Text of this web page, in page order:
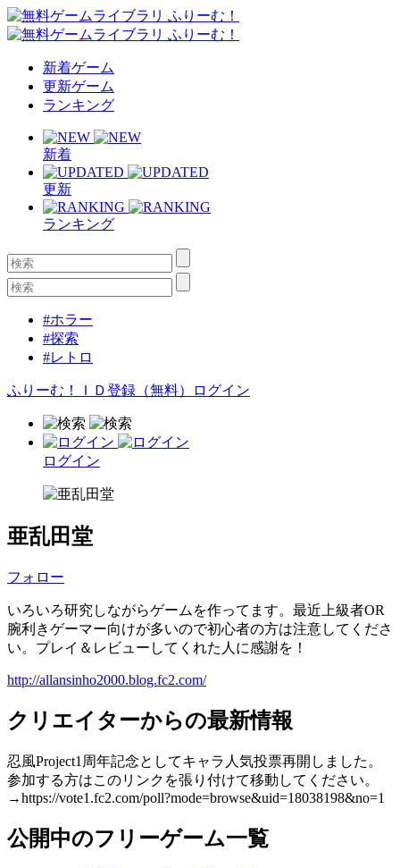
新着ゲーム
更新ゲーム
ランキング
新着
更新
ランキング
#ホラー
#探索
#レトロ
ふりーむ！ＩＤ登録（無料） ログイン
ログイン
亜乱田堂
フォロー
いろいろ研究しながらゲームを作ってます。最近上級者OR
腕利きゲーマー向けが多いので初心者の方は注意してくださ
い。プレイ＆レビューしてくれた人に感謝を！
http://allansinho2000.blog.fc2.com/
クリエイターからの最新情報
忍風Project1周年記念としてキャラ人気投票再開しました。
参加する方はこのリンクを張り付けて移動してください。
→https://vote1.fc2.com/poll?mode=browse&uid=18038198&no=1
公開中のフリーゲーム一覧